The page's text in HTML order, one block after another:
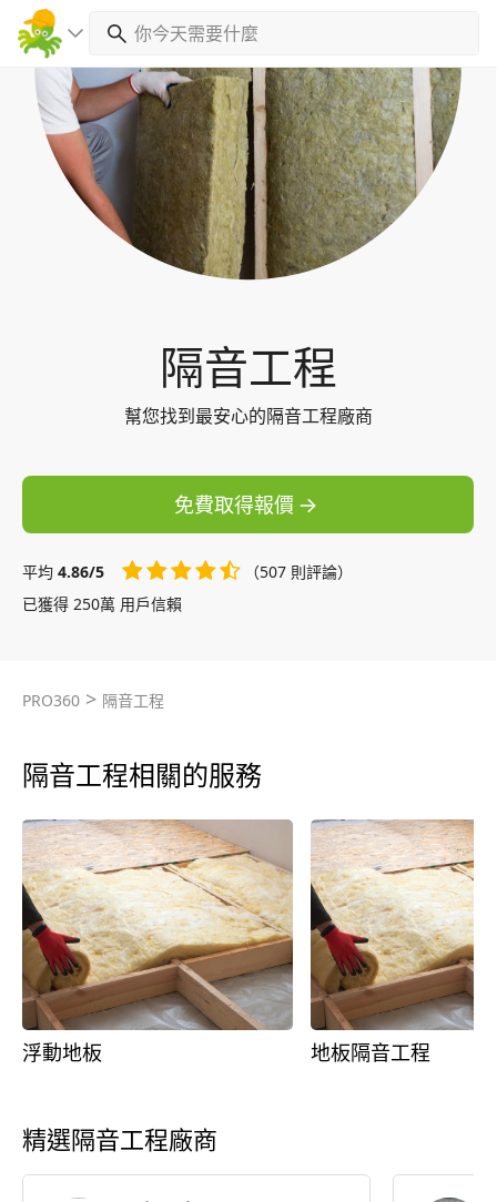
隔音工程
幫您找到最安心的隔音工程廠商
免費取得報價
平均 4.86/5
（507 則評論）
已獲得 250萬 用戶信賴
PRO360 > 隔音工程
隔音工程相關的服務
浮動地板 地板隔音工程
精選隔音工程廠商